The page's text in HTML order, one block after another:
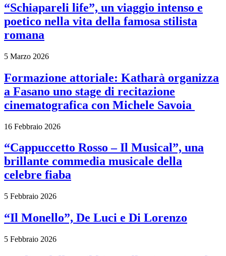
“Schiapareli life”, un viaggio intenso e
poetico nella vita della famosa stilista
romana
5 Marzo 2026
Formazione attoriale: Katharà organizza
a Fasano uno stage di recitazione
cinematografica con Michele Savoia
16 Febbraio 2026
“Cappuccetto Rosso – Il Musical”, una
brillante commedia musicale della
celebre fiaba
5 Febbraio 2026
“Il Monello”, De Luci e Di Lorenzo
5 Febbraio 2026